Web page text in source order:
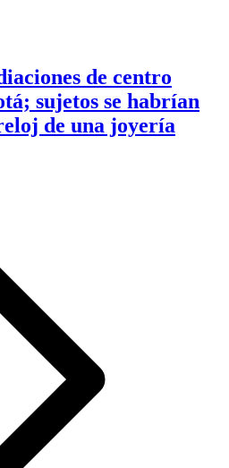
de centro
sujetos se habrían
de una joyería